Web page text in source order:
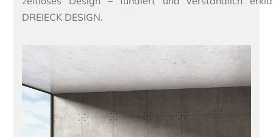
DREIECK DESIGN.